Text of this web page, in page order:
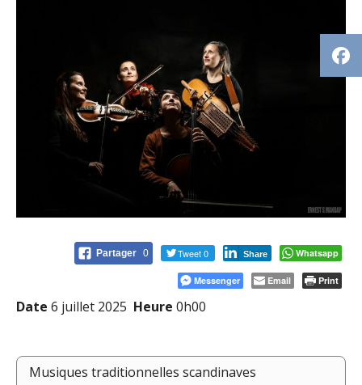
Partager 0 Tweet 0 Share Whatsapp
Messenger Email Print
Date 6 juillet 2025 Heure 0h00
Musiques traditionnelles scandinaves